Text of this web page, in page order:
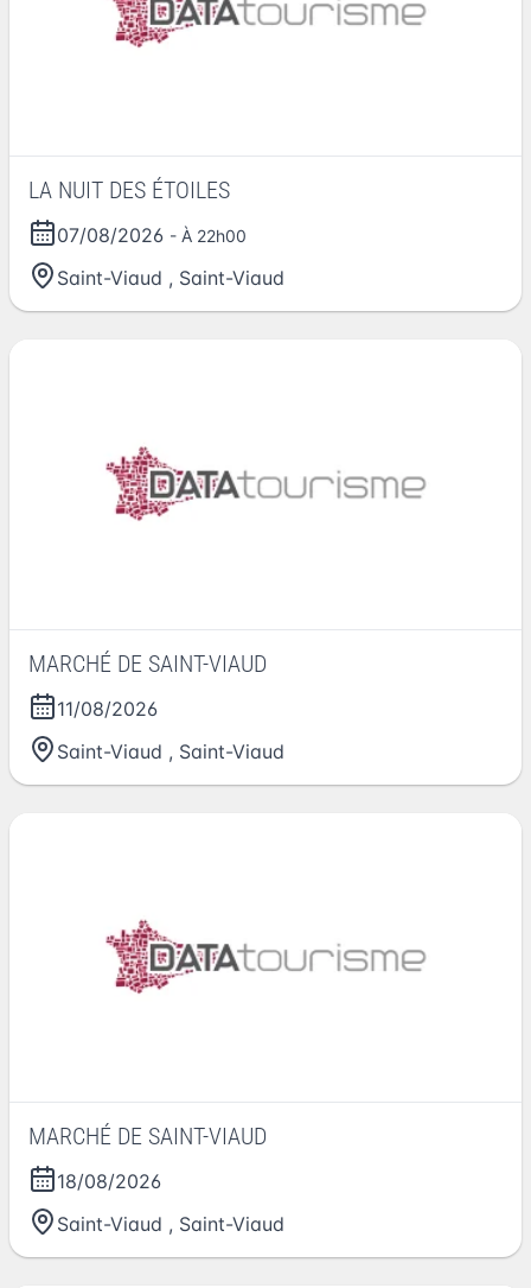
LA NUIT DES ÉTOILES
07/08/2026 - À 22h00
Saint-Viaud , Saint-Viaud
MARCHÉ DE SAINT-VIAUD
11/08/2026
Saint-Viaud , Saint-Viaud
MARCHÉ DE SAINT-VIAUD
18/08/2026
Saint-Viaud , Saint-Viaud